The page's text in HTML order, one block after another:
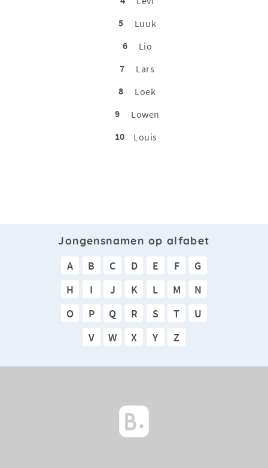
5
Luuk
6
Lio
7
Lars
8
Loek
9
Lowen
10
Louis
Jongensnamen op alfabet
A B C D E F
G
H
I J K L M
N
O
P Q R S T
U
V
W X Y Z